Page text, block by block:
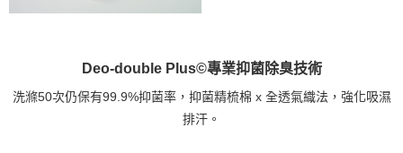
Deo-double Plus©專業抑菌除臭技術
洗滌50次仍保有99.9%抑菌率，抑菌精梳棉 x 全透氣織法，強化吸濕
排汗。